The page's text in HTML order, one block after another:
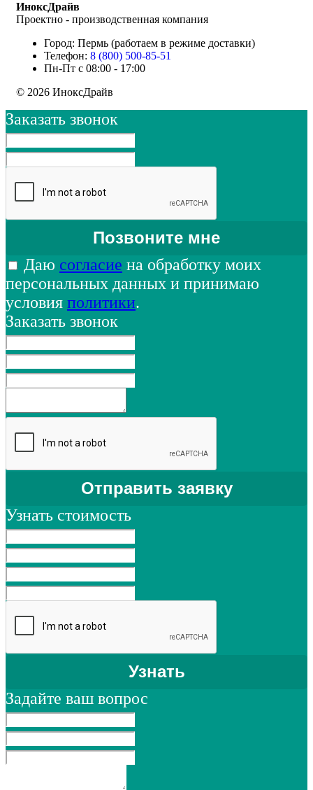
ИноксДрайв
Проектно - производственная компания
Город: Пермь (работаем в режиме доставки)
Телефон: 8 (800) 500-85-51
Пн-Пт с 08:00 - 17:00
© 2026 ИноксДрайв
Заказать звонок
Даю согласие на обработку моих
персональных данных и принимаю
условия политики.
Заказать звонок
Узнать стоимость
Задайте ваш вопрос